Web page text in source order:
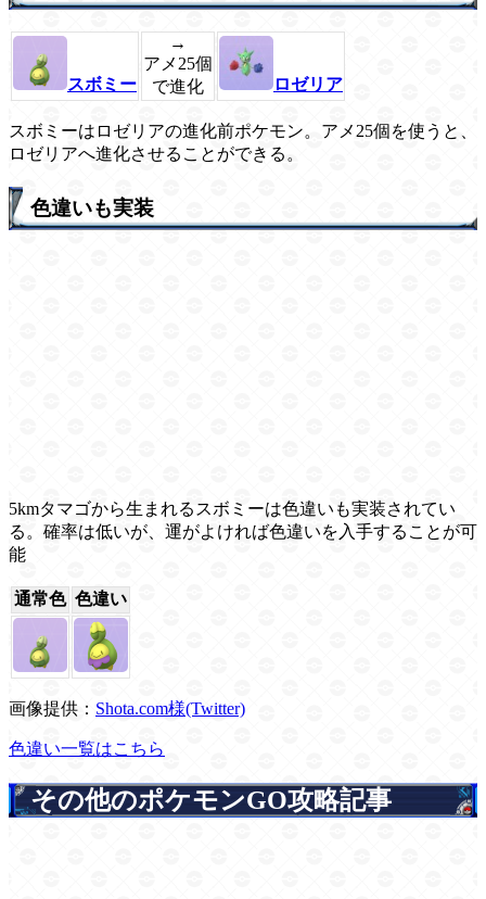
スボミー
→
アメ25個
で進化
ロゼリア
スボミーはロゼリアの進化前ポケモン。アメ25個を使うと、
ロゼリアへ進化させることができる。
色違いも実装
5kmタマゴから生まれるスボミーは色違いも実装されてい
る。確率は低いが、運がよければ色違いを入手することが可
能
通常色 色違い
画像提供： Shota.com様(Twitter)
色違い一覧はこちら
その他のポケモンGO攻略記事